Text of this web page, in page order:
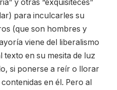
y otras “exquisiteces”
para inculcarles su
(que son hombres y
viene del liberalismo
en su mesita de luz
si ponerse a reír o llorar
en él. Pero al